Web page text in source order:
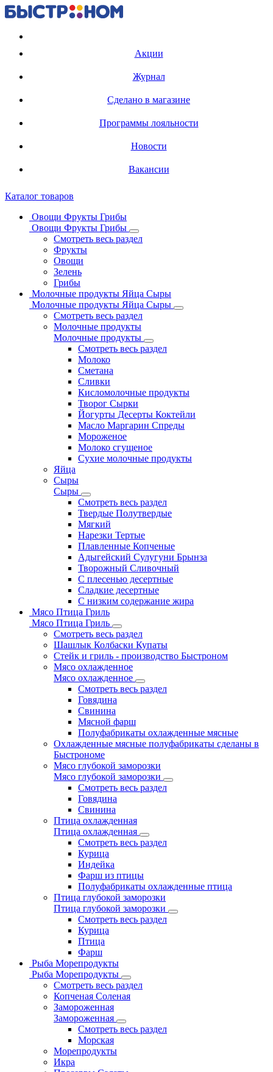
Акции
Журнал
Сделано в магазине
Программы лояльности
Новости
Вакансии
Каталог товаров
Овощи Фрукты Грибы
Овощи Фрукты Грибы
Смотреть весь раздел
Фрукты
Овощи
Зелень
Грибы
Молочные продукты Яйца Сыры
Молочные продукты Яйца Сыры
Смотреть весь раздел
Молочные продукты
Молочные продукты
Смотреть весь раздел
Молоко
Сметана
Сливки
Кисломолочные продукты
Творог Сырки
Йогурты Десерты Коктейли
Масло Маргарин Спреды
Мороженое
Молоко сгущеное
Сухие молочные продукты
Яйца
Сыры
Сыры
Смотреть весь раздел
Твердые Полутвердые
Мягкий
Нарезки Тертые
Плавленные Копченые
Адыгейский Сулугуни Брынза
Творожный Сливочный
С плесенью десертные
Сладкие десертные
С низким содержание жира
Мясо Птица Гриль
Мясо Птица Гриль
Смотреть весь раздел
Шашлык Колбаски Купаты
Стейк и гриль - производство Быстроном
Мясо охлажденное
Мясо охлажденное
Смотреть весь раздел
Говядина
Свинина
Мясной фарш
Полуфабрикаты охлажденные мясные
Охлажденные мясные полуфабрикаты сделаны в
Быстрономе
Мясо глубокой заморозки
Мясо глубокой заморозки
Смотреть весь раздел
Говядина
Свинина
Птица охлажденная
Птица охлажденная
Смотреть весь раздел
Курица
Индейка
Фарш из птицы
Полуфабрикаты охлажденные птица
Птица глубокой заморозки
Птица глубокой заморозки
Смотреть весь раздел
Курица
Птица
Фарш
Рыба Морепродукты
Рыба Морепродукты
Смотреть весь раздел
Копченая Соленая
Замороженная
Замороженная
Смотреть весь раздел
Морская
Морепродукты
Икра